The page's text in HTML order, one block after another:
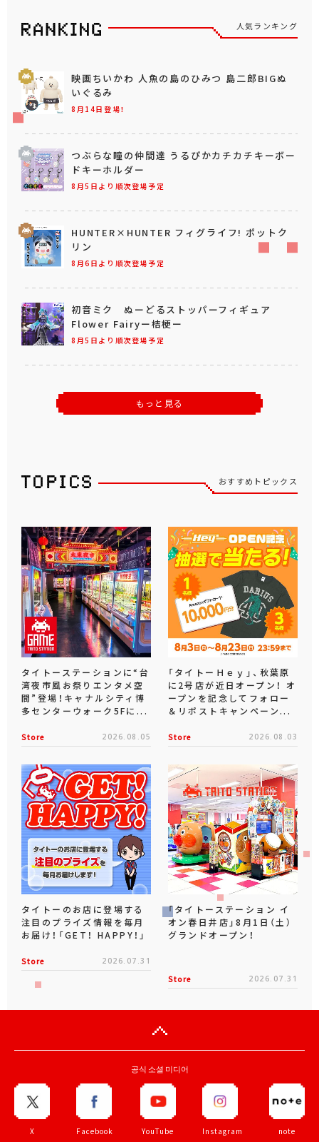
人気ランキング
8月14日登場！
映画ちいかわ 人魚の島のひみつ 島二郎BIGぬ
いぐるみ
8月5日より順次登場予定
つぶらな瞳の仲間達 うるぴかカチカチキーボー
ドキーホルダー
8月6日より順次登場予定
HUNTER×HUNTER フィグライフ! ポットク
リン
8月5日より順次登場予定
初音ミク ぬーどるストッパーフィギュア
Flower Fairyー桔梗ー
もっと見る
おすすめトピックス
タイトーステーションに“台
湾夜市風お祭りエンタメ空
間”登場！キャナルシティ博
多センターウォーク5Fに...
Store 2026.08.05
「タイトーＨｅｙ」、秋葉原
に2号店が近日オープン！ オ
ープンを記念してフォロー
＆リポストキャンペーン...
Store 2026.08.03
タイトーのお店に登場する
注目のプライズ情報を毎月
お届け！「GET！ HAPPY！」
Store 2026.07.31
「タイトーステーション イ
オン春日井店」8月1日（土）
グランドオープン！
Store 2026.07.31
공식 소셜 미디어
X Facebook YouTube Instagram note